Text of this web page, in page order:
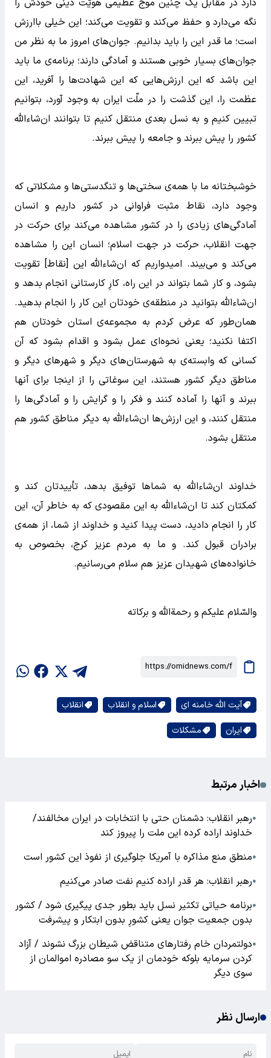
دارد در مقابل یک چنین موج عظیمی هویّت دینی خودش را
نگه می‌دارد و حفظ می‌کند و تقویت می‌کند؛ این خیلی باارزش
است؛ ما قدر این را باید بدانیم. جوان‌های امروز ما به نظر من
جوان‌های بسیار خوبی هستند و آمادگی دارند؛ برنامه‌ی ما باید
این باشد که این ارزش‌هایی که این شهادت‌ها را آفرید، این
عظمت را، این گذشت را در ملّت ایران به وجود آورد، بتوانیم
تبیین کنیم و به نسل بعدی منتقل کنیم تا بتوانند ان‌شاء‌الله
کشور را پیش ببرند و جامعه را پیش ببرند.
خوشبختانه ما با همه‌ی سختی‌ها و تنگدستی‌ها و مشکلاتی که
وجود دارد، نقاط مثبت فراوانی در کشور داریم و انسان
آمادگی‌های زیادی را در کشور مشاهده می‌کند برای حرکت در
جهت انقلاب، حرکت در جهت اسلام؛ انسان این را مشاهده
می‌کند و می‌بیند. امیدواریم که ان‌شاء‌الله این [نقاط] تقویت
بشود، و کار شما بتواند در این راه، کارِ کارستانی انجام بدهد و
ان‌شاء‌الله بتوانید در منطقه‌ی خودتان این کار را انجام بدهید.
همان‌طور که عرض کردم به مجموعه‌ی استان خودتان هم
اکتفا نکنید؛ یعنی نحوه‌ای عمل بشود و اقدام بشود که آن
کسانی که وابسته‌ی به شهرستان‌های دیگر و شهرهای دیگر و
مناطق دیگر کشور هستند، این سوغاتی را از اینجا برای آنها
ببرند و آنها را آماده کنند و فکر را و گرایش را و آمادگی‌ها را
منتقل کنند، و این ارزش‌ها ان‌شاء‌الله به دیگر مناطق کشور هم
منتقل بشود.
خداوند ان‌شاء‌الله به شماها توفیق بدهد، تأییدتان کند و
کمکتان کند تا ان‌شاء‌الله به این مقصودی که به خاطر آن، این
کار را انجام دادید، دست پیدا کنید و خداوند از شما، از همه‌ی
برادران قبول کند. و ما به مردم عزیز کرج، بخصوص به
خانواده‌های شهیدان عزیز هم سلام می‌رسانیم.
والسّلام علیکم و رحمة‌الله و برکاته
آیت الله خامنه ای اسلام و انقلاب
انقلاب
ایران
مشکلات
اخبار مرتبط
●رهبر انقلاب: دشمنان حتی با انتخابات در ایران مخالفند/
خداوند اراده کرده این ملت را پیروز کند
●منطق منع مذاکره با آمریکا جلوگیری از نفوذ این کشور است
●رهبر انقلاب: هر قدر اراده کنیم نفت صادر می‌کنیم
●برنامه حیاتی تکثیر نسل باید بطور جدی پیگیری شود / کشور
بدون جمعیت جوان یعنی کشورِ بدون ابتکار و پیشرفت
●دولتمردان خام رفتارهای متناقض شیطان بزرگ نشوند / آزاد
کردن سرمایه بلوکه خودمان از یک سو مصادره اموالمان از
سوی دیگر
ارسال نظر